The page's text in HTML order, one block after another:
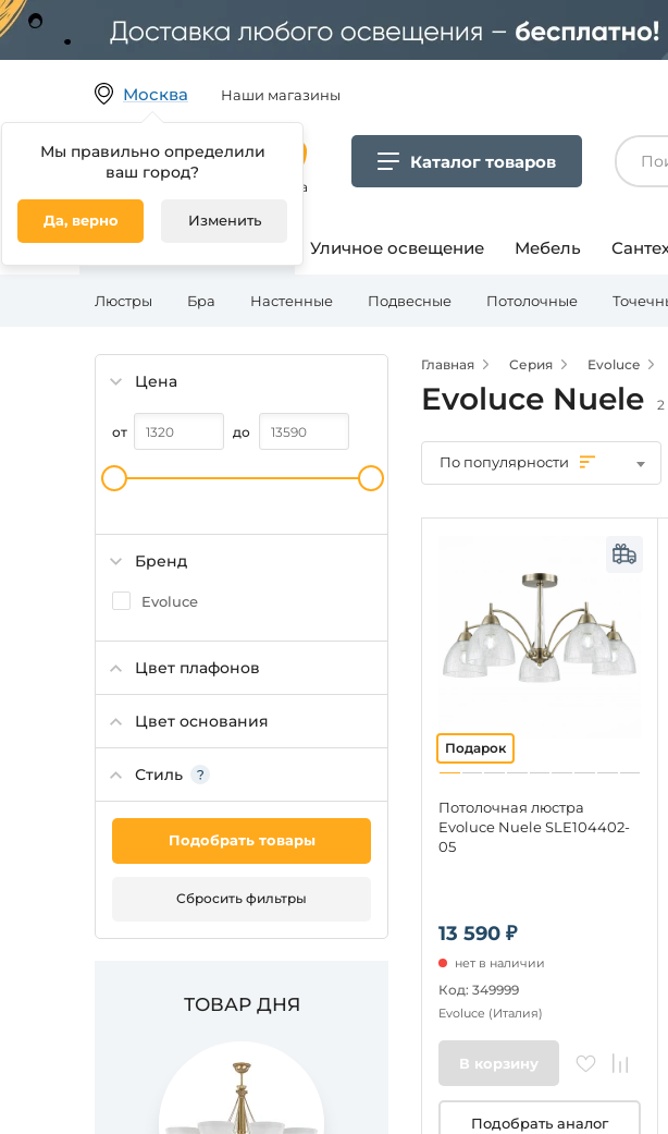
Москва
Мы правильно определили
ваш город?
Да, верно Изменить
Наши магазины
Гипермаркет товаров для дома
Каталог товаров
Освещение для дома Уличное освещение Мебель
Люстры Бра Настенные Подвесные Потолочные
Цена
от до
Бренд
Evoluce
Цвет плафонов
Цвет основания
Стиль
Подобрать товары
Сбросить фильтры
ТОВАР ДНЯ
Главная Серия Evoluce
Evoluce Nuele 2
По популярности
13 590 ₽
Потолочная люстра
Evoluce Nuele SLE104402-
05
нет в наличии
Код: 349999
Evoluce (Италия)
В корзину
Подобрать аналог